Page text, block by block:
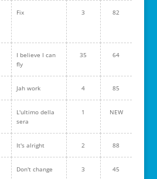
Fix 3 82
I believe I can
fly
35 64
Jah work 4 85
L'ultimo della
sera
1 NEW
It's alright 2 88
Don't change 3 45